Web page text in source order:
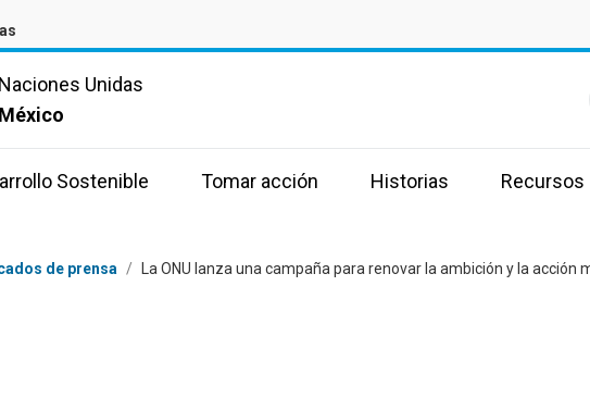
Naciones Unidas
México
Sostenible Tomar acción Historias Recursos
de prensa / La ONU lanza una campaña para renovar la ambición y la